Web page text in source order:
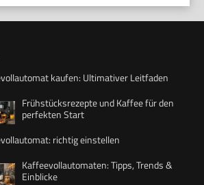
kaufen: Ultimativer Leitfaden
Frühstücksrezepte und Kaffee für den
perfekten Start
richtig einstellen
Kaffeevollautomaten: Tipps, Trends &
Einblicke